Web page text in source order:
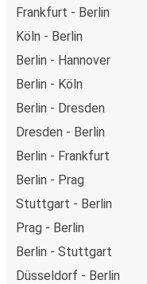
Frankfurt - Berlin
Köln - Berlin
Berlin - Hannover
Berlin - Köln
Berlin - Dresden
Dresden - Berlin
Berlin - Frankfurt
Berlin - Prag
Stuttgart - Berlin
Prag - Berlin
Berlin - Stuttgart
Düsseldorf - Berlin